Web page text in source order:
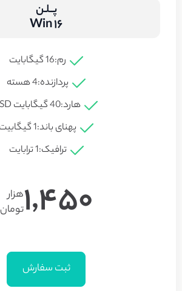
پــلـن
Win 16
رم:16 گیگابایت
پردازنده:4 هسته
پهنای باند:1 گیگابیت
هارد:40 گیگابایت SSD
ترافیک:1 ترابایت​
1,450هزار
تومان
ثبت سفارش